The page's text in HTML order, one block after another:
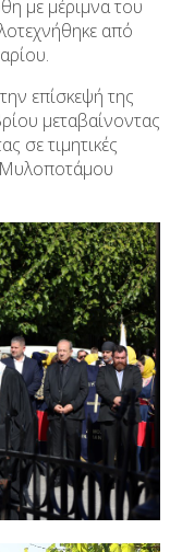
με μέριμνα του
από
επίσκεψή της
μεταβαίνοντας
σε τιμητικές
Μυλοποτάμου